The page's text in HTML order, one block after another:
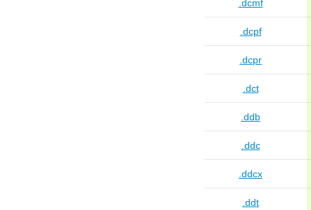
.dcmf
.dcpf
.dcpr
.dct
.ddb
.ddc
.ddcx
.ddt